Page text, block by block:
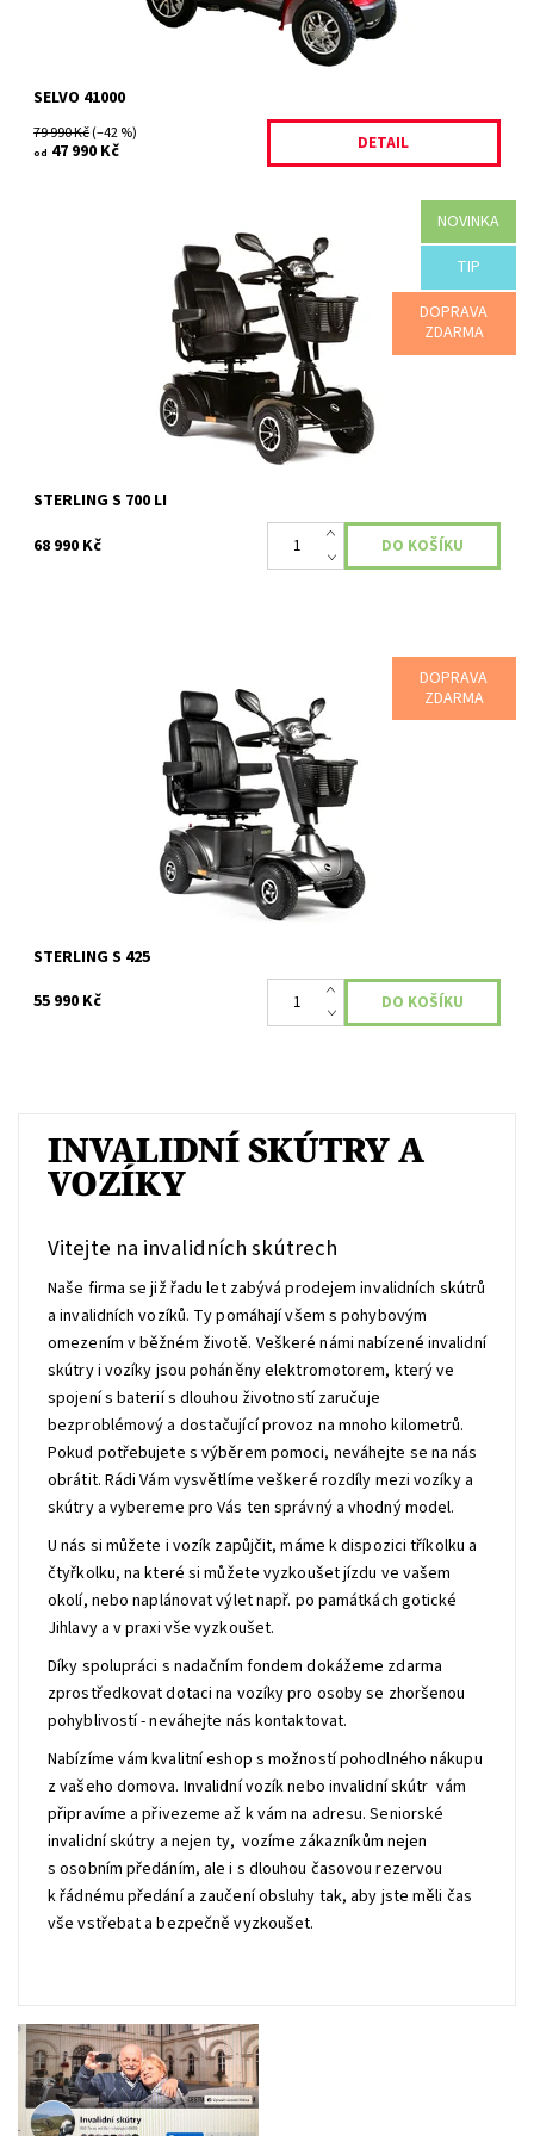
SELVO 41000
79 990 Kč(–42 %)
od 47 990 Kč DETAIL
NOVINKA
TIP
DOPRAVA
ZDARMA
Výkonný venkovní skútr. » Přepychový skútr S700 je svým
výkonem předurčen k podnikání dobrodružných výprav do
Skladem
STERLING S 700 LI
68 990 Kč
DOPRAVA
ZDARMA
Kompaktní skútr pro venkovní použití Komfortní skútr S425 v
sobě ukrývá všechny vymoženosti svého menšího bratra. Navíc
je obohacen o vyšší výkon.
Skladem
STERLING S 425
55 990 Kč
INVALIDNÍ SKÚTRY A
VOZÍKY
Vitejte na invalidních skútrech
Naše firma se již řadu let zabývá prodejem invalidních skútrů
a invalidních vozíků. Ty pomáhají všem s pohybovým
omezením v běžném životě. Veškeré námi nabízené invalidní
skútry i vozíky jsou poháněny elektromotorem, který ve
spojení s baterií s dlouhou životností zaručuje
bezproblémový a dostačující provoz na mnoho kilometrů.
Pokud potřebujete s výběrem pomoci, neváhejte se na nás
obrátit. Rádi Vám vysvětlíme veškeré rozdíly mezi vozíky a
skútry a vybereme pro Vás ten správný a vhodný model.
U nás si můžete i vozík zapůjčit, máme k dispozici tříkolku a
čtyřkolku, na které si můžete vyzkoušet jízdu ve vašem
okolí, nebo naplánovat výlet např. po památkách gotické
Jihlavy a v praxi vše vyzkoušet.
Díky spolupráci s nadačním fondem dokážeme zdarma
zprostředkovat dotaci na vozíky pro osoby se zhoršenou
pohyblivostí - neváhejte nás kontaktovat.
Nabízíme vám kvalitní eshop s možností pohodlného nákupu
z vašeho domova. Invalidní vozík nebo invalidní skútr vám
připravíme a přivezeme až k vám na adresu. Seniorské
invalidní skútry a nejen ty, vozíme zákazníkům nejen
s osobním předáním, ale i s dlouhou časovou rezervou
k řádnému předání a zaučení obsluhy tak, aby jste měli čas
vše vstřebat a bezpečně vyzkoušet.